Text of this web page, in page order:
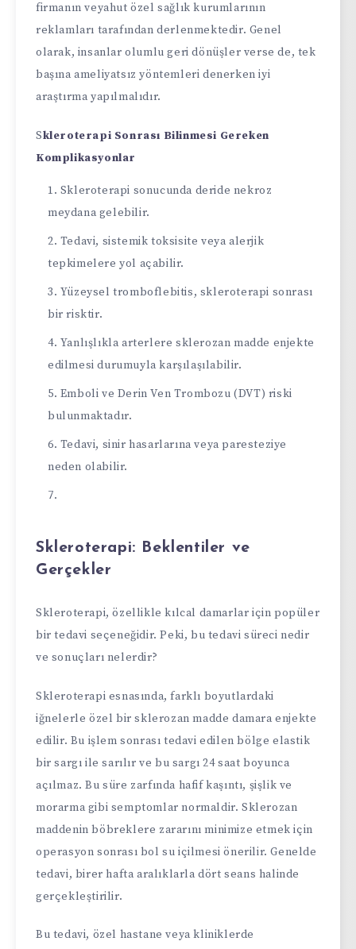
firmanın veyahut özel sağlık kurumlarının
reklamları tarafından derlenmektedir. Genel
olarak, insanlar olumlu geri dönüşler verse de, tek
başına ameliyatsız yöntemleri denerken iyi
araştırma yapılmalıdır.
Skleroterapi Sonrası Bilinmesi Gereken
Komplikasyonlar
Skleroterapi sonucunda deride nekroz
meydana gelebilir.
Tedavi, sistemik toksisite veya alerjik
tepkimelere yol açabilir.
Yüzeysel tromboflebitis, skleroterapi sonrası
bir risktir.
Yanlışlıkla arterlere sklerozan madde enjekte
edilmesi durumuyla karşılaşılabilir.
Emboli ve Derin Ven Trombozu (DVT) riski
bulunmaktadır.
Tedavi, sinir hasarlarına veya paresteziye
neden olabilir.
Skleroterapi: Beklentiler ve
Gerçekler
Skleroterapi, özellikle kılcal damarlar için popüler
bir tedavi seçeneğidir. Peki, bu tedavi süreci nedir
ve sonuçları nelerdir?
Skleroterapi esnasında, farklı boyutlardaki
iğnelerle özel bir sklerozan madde damara enjekte
edilir. Bu işlem sonrası tedavi edilen bölge elastik
bir sargı ile sarılır ve bu sargı 24 saat boyunca
açılmaz. Bu süre zarfında hafif kaşıntı, şişlik ve
morarma gibi semptomlar normaldir. Sklerozan
maddenin böbreklere zararını minimize etmek için
operasyon sonrası bol su içilmesi önerilir. Genelde
tedavi, birer hafta aralıklarla dört seans halinde
gerçekleştirilir.
Bu tedavi, özel hastane veya kliniklerde